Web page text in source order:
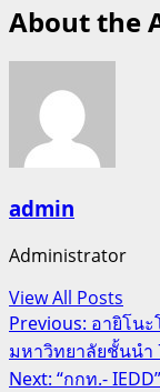
About the
admin
Administrator
View All Posts
Post
navigation
Previous: อายิโน
มหาวิทยาลัยชั้นนำ
Next: “กกท.-